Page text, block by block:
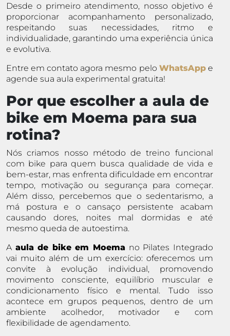
Desde o primeiro atendimento, nosso objetivo é
proporcionar acompanhamento personalizado,
respeitando suas necessidades, ritmo e
individualidade, garantindo uma experiência única
e evolutiva.
Entre em contato agora mesmo pelo WhatsAppe
agende sua aula experimental gratuita!
Por que escolher a aula de
bike em Moema para sua
rotina?
Nós criamos nosso método de treino funcional
com bike para quem busca qualidade de vida e
bem-estar, mas enfrenta dificuldade em encontrar
tempo, motivação ou segurança para começar.
Além disso, percebemos que o sedentarismo, a
má postura e o cansaço persistente acabam
causando dores, noites mal dormidas e até
mesmo queda de autoestima.
A aula de bike em Moema no Pilates Integrado
vai muito além de um exercício: oferecemos um
convite à evolução individual, promovendo
movimento consciente, equilíbrio muscular e
condicionamento físico e mental. Tudo isso
acontece em grupos pequenos, dentro de um
ambiente acolhedor, motivador e com
flexibilidade de agendamento.